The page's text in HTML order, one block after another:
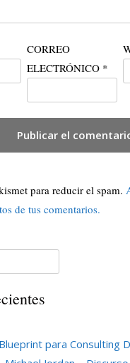
CORREO
ELECTRÓNICO *
para reducir el spam.
de tus comentarios.
para Consulting